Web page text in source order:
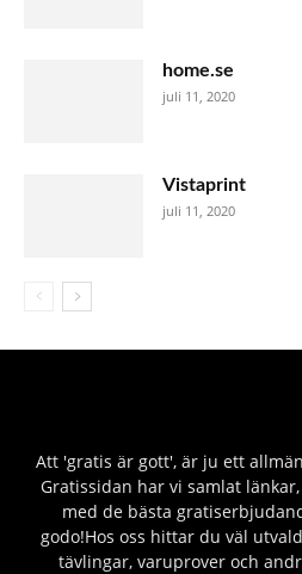
home.se
juli 11, 2020
Vistaprint
juli 11, 2020
Att 'gratis är gott', är ju ett
Gratissidan har vi samlat
med de bästa
godo!Hos oss hittar du väl
tävlingar, varuprover och